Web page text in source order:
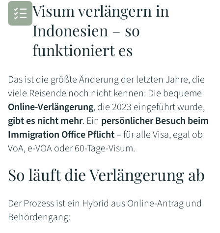
Visum verlängern in
Indonesien – so
funktioniert es
Das ist die größte Änderung der letzten Jahre, die
viele Reisende noch nicht kennen: Die bequeme
Online-Verlängerung, die 2023 eingeführt wurde,
gibt es nicht mehr. Ein persönlicher Besuch beim
Immigration Office Pflicht– für alle Visa, egal ob
VoA, e-VOA oder 60-Tage-Visum.
So läuft die Verlängerung ab
Der Prozess ist ein Hybrid aus Online-Antrag und
Behördengang: